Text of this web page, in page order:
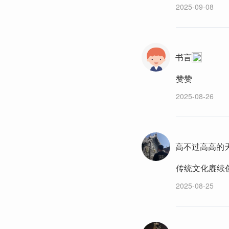
2025-09-08
书言
赞赞
2025-08-26
高不过高高的
传统文化赓续
2025-08-25